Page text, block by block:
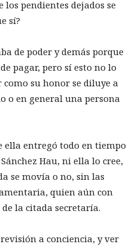
los pendientes dejados se
sí?
de poder y demás porque
pagar, pero sí esto no lo
su honor se diluye a
o en general una persona
ella entregó todo en tiempo
Hau, ni ella lo cree,
se movía o no, sin las
quien aún con
la citada secretaría.
a conciencia, y ver